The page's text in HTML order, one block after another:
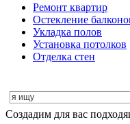
Ремонт квартир
Остекление
Укладка полов
Установка потолков
Отделка стен
Cоздадим для вас